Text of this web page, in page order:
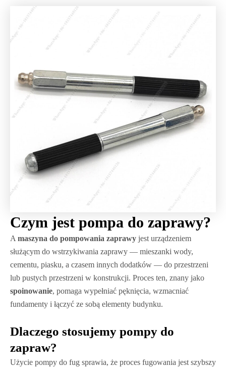
Czym jest pompa do zaprawy?
A maszyna do pompowania zaprawy jest urządzeniem
służącym do wstrzykiwania zaprawy — mieszanki wody,
cementu, piasku, a czasem innych dodatków — do przestrzeni
lub pustych przestrzeni w konstrukcji. Proces ten, znany jako
spoinowanie, pomaga wypełniać pęknięcia, wzmacniać
fundamenty i łączyć ze sobą elementy budynku.
Dlaczego stosujemy pompy do
zapraw?
Użycie pompy do fug sprawia, że proces fugowania jest szybszy